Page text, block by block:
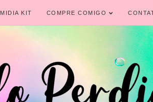
MIDIA KIT COMPRE COMIGO